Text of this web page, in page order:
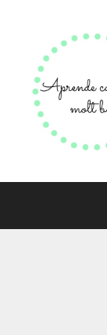
contenido